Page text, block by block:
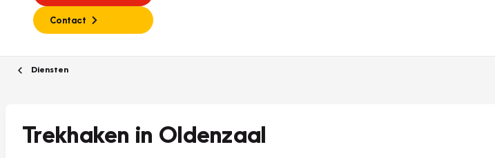
Contact
Diensten
Trekhaken in Oldenzaal